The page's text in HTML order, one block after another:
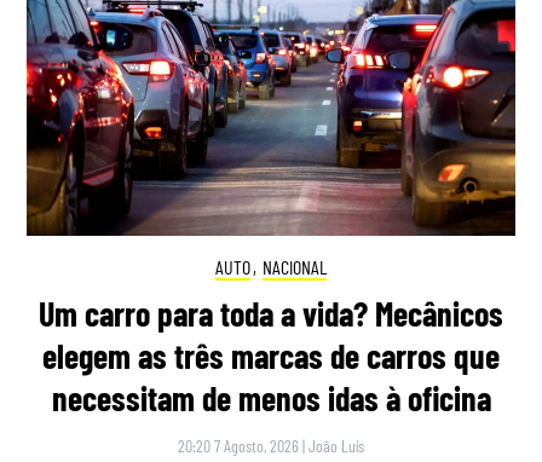
AUTO, NACIONAL
Um carro para toda a vida? Mecânicos
elegem as três marcas de carros que
necessitam de menos idas à oficina
20:20 7 Agosto, 2026 |João Luís